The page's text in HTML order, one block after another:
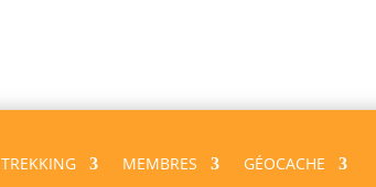
TREKKING MEMBRES GÉOCACHE